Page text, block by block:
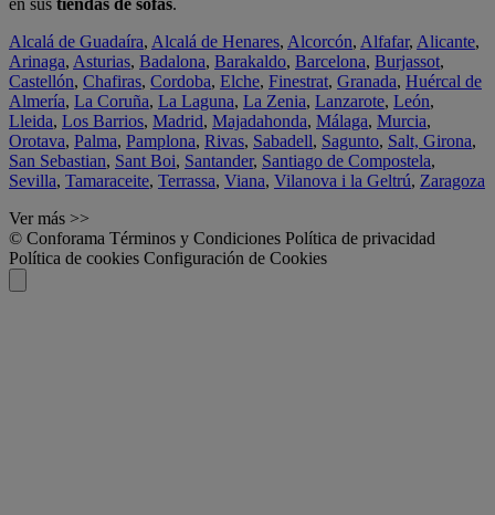
Alcalá de Guadaíra, Alcalá de Henares, Alcorcón, Alfafar, Alicante,
Arinaga, Asturias, Badalona, Barakaldo, Barcelona, Burjassot,
Castellón, Chafiras, Cordoba, Elche, Finestrat, Granada, Huércal de
Almería, La Coruña, La Laguna, La Zenia, Lanzarote, León,
Lleida, Los Barrios, Madrid, Majadahonda, Málaga, Murcia,
Orotava, Palma, Pamplona, Rivas, Sabadell, Sagunto, Salt, Girona,
San Sebastian, Sant Boi, Santander, Santiago de Compostela,
Sevilla, Tamaraceite, Terrassa, Viana, Vilanova i la Geltrú, Zaragoza
Ver más >>
© Conforama Términos y Condiciones Política de privacidad
Política de cookies Configuración de Cookies